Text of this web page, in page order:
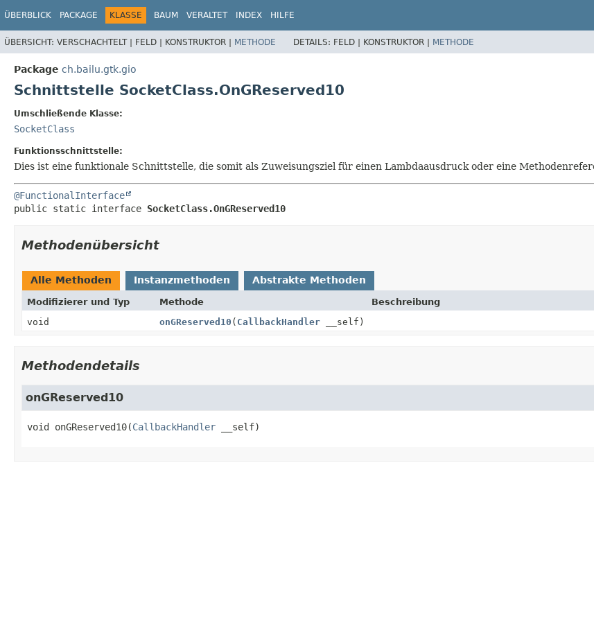
ÜBERBLICK PACKAGE KLASSE BAUM VERALTET INDEX HILFE
ÜBERSICHT: VERSCHACHTELT | FELD | KONSTRUKTOR | METHODE DETAILS: FELD | KONSTRUKTOR | METHODE
Package ch.bailu.gtk.gio
Schnittstelle SocketClass.OnGReserved10
Umschließende Klasse:
SocketClass
Funktionsschnittstelle:
Dies ist eine funktionale Schnittstelle, die somit als Zuweisungsziel für einen Lambdaausdruck oder eine
@FunctionalInterface
public static interface SocketClass.OnGReserved10
Methodenübersicht
Alle Methoden Instanzmethoden Abstrakte Methoden
Modifizierer und Typ Methode
Beschreibung
void
onGReserved10 ( CallbackHandler__self)
Methodendetails
onGReserved10
void onGReserved10(CallbackHandler __self)